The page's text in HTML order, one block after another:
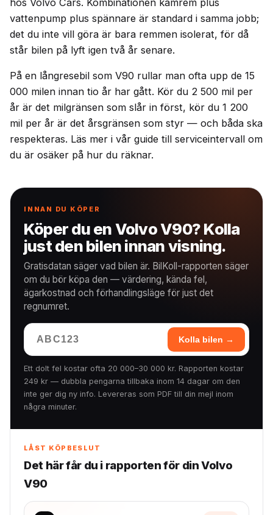
vattenpump plus spännare är standard i samma jobb;
det du inte vill göra är bara remmen isolerat, för då
står bilen på lyft igen två år senare.
På en långresebil som V90 rullar man ofta upp de 15
000 milen innan tio år har gått. Kör du 2 500 mil per
år är det milgränsen som slår in först, kör du 1 200
mil per år är det årsgränsen som styr — och båda ska
respekteras. Läs mer i vår guide till serviceintervall om
du är osäker på hur du räknar.
INNAN DU KÖPER
Köper du en Volvo V90? Kolla
just den bilen innan visning.
Gratisdatan säger vad bilen är. BilKoll-rapporten säger
om du bör köpa den — värdering, kända fel,
ägarkostnad och förhandlingsläge för just det
regnumret.
Kolla bilen →
Ett dolt fel kostar ofta 20 000–30 000 kr. Rapporten kostar
249 kr — dubbla pengarna tillbaka inom 14 dagar om den
inte ger dig ny info. Levereras som PDF till din mejl inom
några minuter.
LÅST KÖPBESLUT
Det här får du i rapporten för din Volvo
V90